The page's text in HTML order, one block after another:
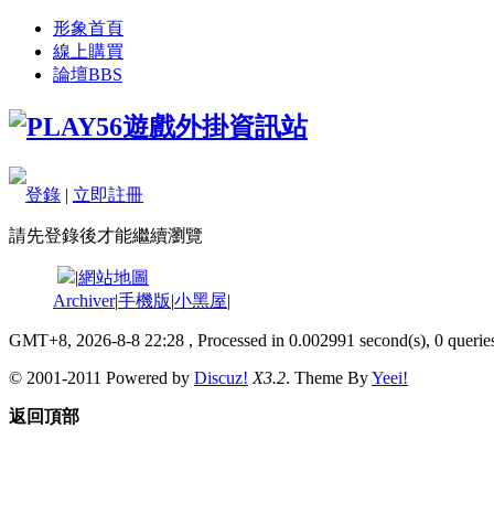
形象首頁
線上購買
論壇BBS
登錄 | 立即註冊
請先登錄後才能繼續瀏覽
|網站地圖
Archiver|手機版|小黑屋|
GMT+8, 2026-8-8 22:28 , Processed in 0.002991 second(s), 0
© 2001-2011 Powered by Discuz! X3.2. Theme ByYeei!
返回頂部